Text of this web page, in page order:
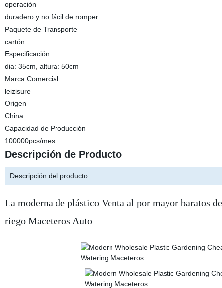
operación
duradero y no fácil de romper
Paquete de Transporte
cartón
Especificación
dia: 35cm, altura: 50cm
Marca Comercial
leizisure
Origen
China
Capacidad de Producción
100000pcs/mes
Descripción de Producto
Descripción del producto
La moderna de plástico Venta al por mayor baratos
riego Maceteros Auto